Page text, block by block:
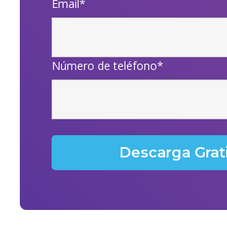
Email*
Número de teléfono*